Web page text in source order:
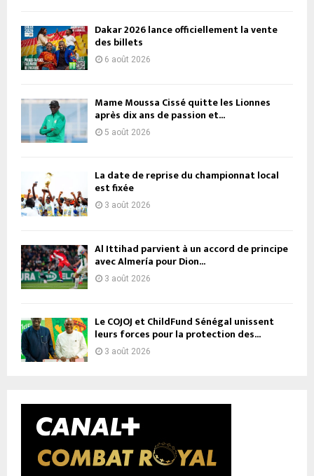
Dakar 2026 lance officiellement la vente
des billets
6 août 2026
Mame Moussa Cissé quitte les Lionnes
après dix ans de passion et...
5 août 2026
La date de reprise du championnat local
est fixée
3 août 2026
Al Ittihad parvient à un accord de principe
avec Almería pour Dion...
3 août 2026
Le COJOJ et ChildFund Sénégal unissent
leurs forces pour la protection des...
3 août 2026